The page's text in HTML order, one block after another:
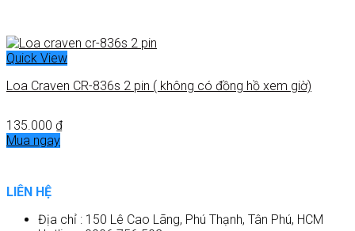
Quick View
Loa Craven CR-836s 2 pin ( không có đồng hồ xem giờ)
135.000 ₫
Mua ngay
LIÊN HỆ
Địa chỉ : 150 Lê Cao Lãng, Phú Thạnh, Tân Phú, HCM